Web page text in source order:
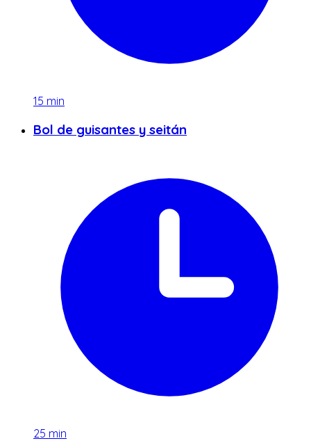
15 min
Bol de guisantes y seitán
25 min